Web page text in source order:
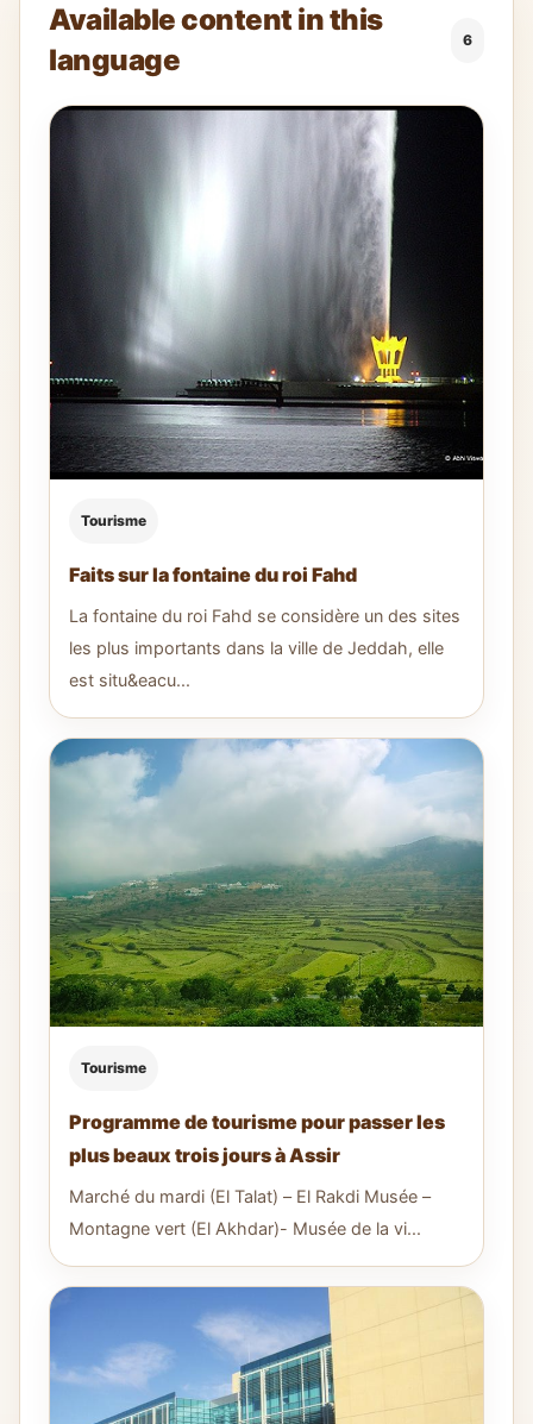
Available content in this
language
6
Tourisme
Faits sur la fontaine du roi Fahd
La fontaine du roi Fahd se considère un des sites
les plus importants dans la ville de Jeddah, elle
est situ&eacu...
Tourisme
Programme de tourisme pour passer les
plus beaux trois jours à Assir
Marché du mardi (El Talat) – El Rakdi Musée –
Montagne vert (El Akhdar)- Musée de la vi...